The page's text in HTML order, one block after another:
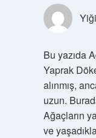
Bu yazıda
Yaprak
alınmış,
uzun.
Ağaçların
ve